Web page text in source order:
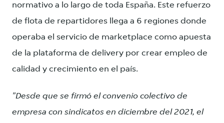
normativo a lo largo de toda España. Este refuerzo
de flota de repartidores llega a 6 regiones donde
operaba el servicio de marketplace como apuesta
de la plataforma de delivery por crear empleo de
calidad y crecimiento en el país.
"Desde que se firmó el convenio colectivo de
empresa con sindicatos en diciembre del 2021, el